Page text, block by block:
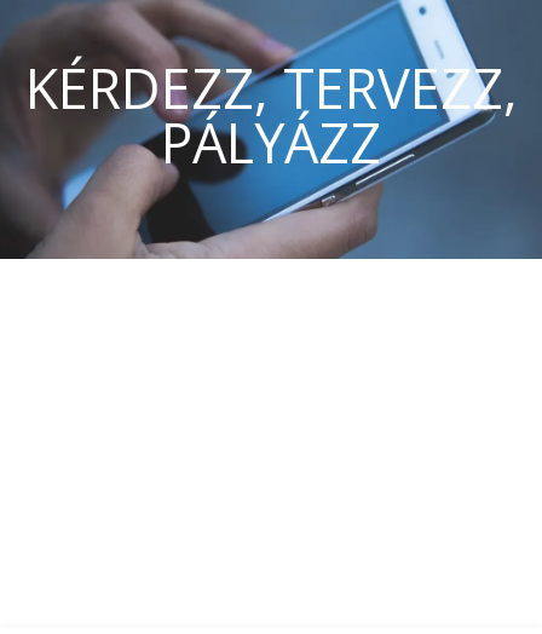
KÉRDEZZ, TERVEZZ,
PÁLYÁZZ